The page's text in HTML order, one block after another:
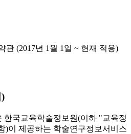
관 (2017년 1월 1일 ~ 현재 적용)
한국교육학술정보원(이하 "교육정
)이 제공하는 학술연구정보서비스